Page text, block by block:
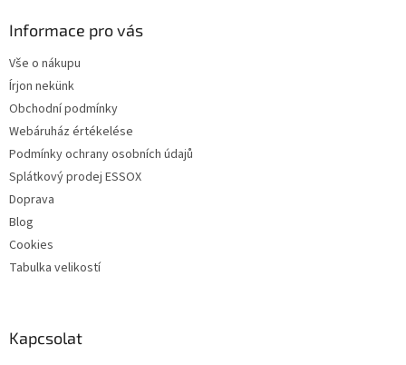
Informace pro vás
Vše o nákupu
Írjon nekünk
Obchodní podmínky
Webáruház értékelése
Podmínky ochrany osobních údajů
Splátkový prodej ESSOX
Doprava
Blog
Cookies
Tabulka velikostí
Kapcsolat